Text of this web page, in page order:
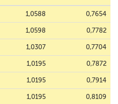
1,0588 0,7654
1,0598 0,7782
1,0307 0,7704
1,0195 0,7872
1,0195 0,7914
1,0195 0,8109